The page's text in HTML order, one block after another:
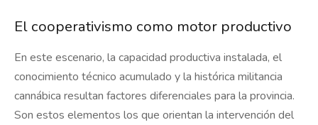
El cooperativismo como motor productivo
En este escenario, la capacidad productiva instalada, el
conocimiento técnico acumulado y la histórica militancia
cannábica resultan factores diferenciales para la provincia.
Son estos elementos los que orientan la intervención del